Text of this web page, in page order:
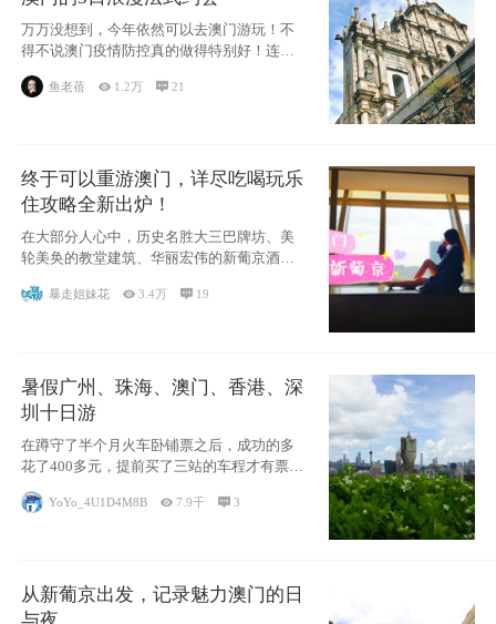
万万没想到，今年依然可以去澳门游玩！不
得不说澳门疫情防控真的做得特别好！连续
鱼老蓓  1.2万 21
终于可以重游澳门，详尽吃喝玩乐
住攻略全新出炉！
在大部分人心中，历史名胜大三巴牌坊、美
轮美奂的教堂建筑、华丽宏伟的新葡京酒
暴走姐妹花 3.4万  19
暑假广州、珠海、澳门、香港、深
圳十日游
在蹲守了半个月火车卧铺票之后，成功的多
花了400多元，提前买了三站的车程才有票并
YoYo_4U1D4M8B 7.9千  3
从新葡京出发，记录魅力澳门的日